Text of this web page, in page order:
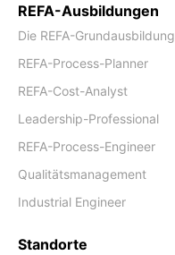
REFA-Ausbildungen
Die REFA-Grundausbildung
REFA-Process-Planner
REFA-Cost-Analyst
Leadership-Professional
REFA-Process-Engineer
Qualitätsmanagement
Industrial Engineer
Standorte